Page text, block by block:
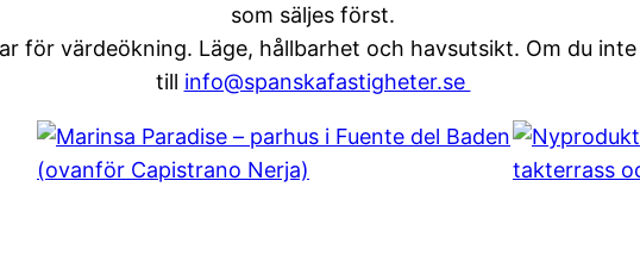
som säljes först.
för värdeökning. Läge, hållbarhet och havsutsikt. Om du
till info@spanskafastigheter.se